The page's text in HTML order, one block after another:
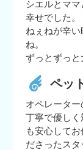
シエルとマ
幸せでした。
ねぇねが辛
ね。
ずっとずっと
ペッ
オペレータ
丁寧で優し
も安心して
ださったス